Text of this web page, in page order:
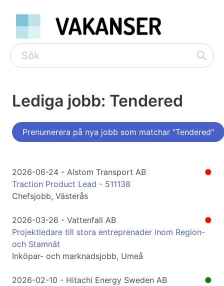
Lediga jobb: Tendered
Prenumerera på nya jobb som matchar "Tendered"
●
2026-06-24 - Alstom Transport AB
Traction Product Lead - 511138
Chefsjobb, Västerås
●
2026-03-26 - Vattenfall AB
Projektledare till stora entreprenader inom Region-
och Stamnät
Inköpar- och marknadsjobb, Umeå
●
2026-02-10 - Hitachi Energy Sweden AB